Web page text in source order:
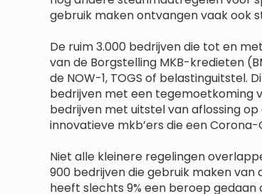
gebruik maken ontvangen vaak ook
De ruim 3.000 bedrijven die tot en
van de Borgstelling MKB-kredieten
de NOW-1, TOGS of belastinguitstel.
bedrijven met een tegemoetkoming
bedrijven met uitstel van aflossing
innovatieve mkb’ers die een
Niet alle kleinere regelingen
900 bedrijven die gebruik maken
heeft slechts 9% een beroep gedaan